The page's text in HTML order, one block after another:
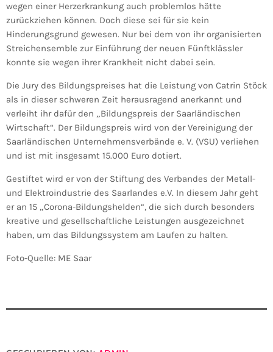
wegen einer Herzerkrankung auch problemlos hätte
zurückziehen können. Doch diese sei für sie kein
Hinderungsgrund gewesen. Nur bei dem von ihr organisierten
Streichensemble zur Einführung der neuen Fünftklässler
konnte sie wegen ihrer Krankheit nicht dabei sein.
Die Jury des Bildungspreises hat die Leistung von Catrin Stöck
als in dieser schweren Zeit herausragend anerkannt und
verleiht ihr dafür den „Bildungspreis der Saarländischen
Wirtschaft“. Der Bildungspreis wird von der Vereinigung der
Saarländischen Unternehmensverbände e. V. (VSU) verliehen
und ist mit insgesamt 15.000 Euro dotiert.
Gestiftet wird er von der Stiftung des Verbandes der Metall-
und Elektroindustrie des Saarlandes e.V. In diesem Jahr geht
er an 15 „Corona-Bildungshelden“, die sich durch besonders
kreative und gesellschaftliche Leistungen ausgezeichnet
haben, um das Bildungssystem am Laufen zu halten.
Foto-Quelle: ME Saar